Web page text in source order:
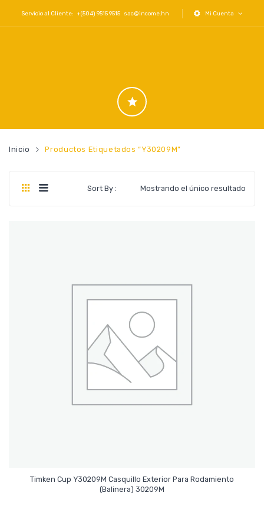
Servicio al Cliente: +(504) 9515 9515 sac@income.hn Mi Cuenta
Inicio Productos Etiquetados “Y30209M”
Mostrando el único resultado
Sort By :
Timken Cup Y30209M Casquillo Exterior Para Rodamiento
(Balinera) 30209M
Leer Más